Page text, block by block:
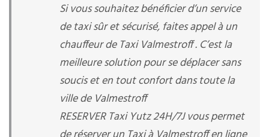
Si vous souhaitez bénéficier d’un service
de taxi sûr et sécurisé, faites appel à un
chauffeur de Taxi Valmestroff . C’est la
meilleure solution pour se déplacer sans
soucis et en tout confort dans toute la
ville de Valmestroff
RESERVER Taxi Yutz 24H/7J vous permet